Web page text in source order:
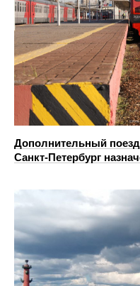
Дополнительный
Санкт‑Петербург